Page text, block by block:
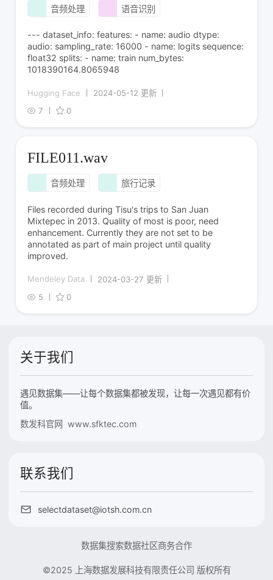
音频处理 语音识别
--- dataset_info: features: - name: audio dtype:
audio: sampling_rate: 16000 - name: logits sequence:
float32 splits: - name: train num_bytes:
1018390164.8065948
Hugging Face
2024-05-12 更新
7
0
FILE011.wav
音频处理 旅行记录
Files recorded during Tisu's trips to San Juan
Mixtepec in 2013. Quality of most is poor, need
enhancement. Currently they are not set to be
annotated as part of main project until quality
improved.
Mendeley Data
2024-03-27 更新
5
0
关于我们
遇见数据集——让每个数据集都被发现，让每一次遇见都有价
值。
数发科官网 www.sfktec.com
联系我们
selectdataset@iotsh.com.cn
数据集搜索数据社区商务合作
©2025 上海数据发展科技有限责任公司 版权所有